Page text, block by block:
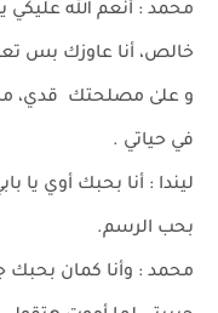
محمد : أنعم الله عليكي
خالص، أنا عاوزك بس
و علىٰ مصلحتك قدي،
في حياتي .
ليندا : أنا بحبك أوي يا
بحب الرسم.
محمد : وأنا كمان بحبك